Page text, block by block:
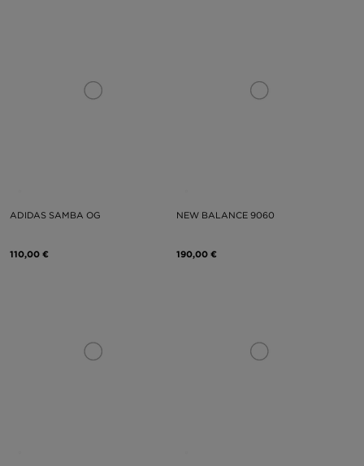
ADIDAS SAMBA OG
110,00 €
NEW BALANCE 9060
190,00 €